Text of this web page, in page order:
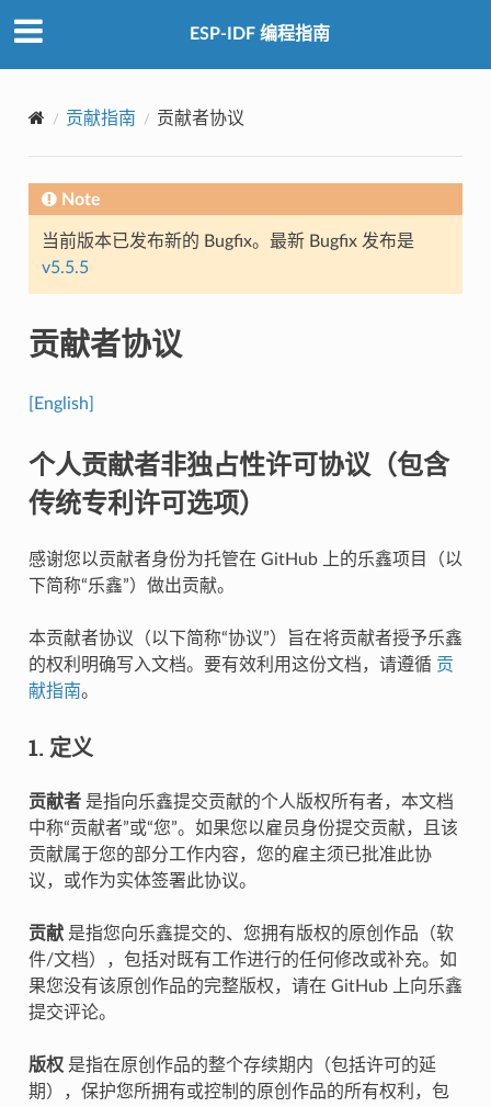
ESP-IDF 编程指南
贡献指南 贡献者协议
Note
当前版本已发布新的 Bugfix。最新 Bugfix 发布是
v5.5.5
贡献者协议
[English]
个人贡献者非独占性许可协议（包含
传统专利许可选项）
感谢您以贡献者身份为托管在 GitHub 上的乐鑫项目（以
下简称“乐鑫”）做出贡献。
本贡献者协议（以下简称“协议”）旨在将贡献者授予乐鑫
的权利明确写入文档。要有效利用这份文档，请遵循 贡
献指南。
1. 定义
贡献者是指向乐鑫提交贡献的个人版权所有者，本文档
中称“贡献者”或“您”。如果您以雇员身份提交贡献，且该
贡献属于您的部分工作内容，您的雇主须已批准此协
议，或作为实体签署此协议。
贡献是指您向乐鑫提交的、您拥有版权的原创作品（软
件/文档），包括对既有工作进行的任何修改或补充。如
果您没有该原创作品的完整版权，请在 GitHub 上向乐鑫
提交评论。
版权是指在原创作品的整个存续期内（包括许可的延
期），保护您所拥有或控制的原创作品的所有权利，包